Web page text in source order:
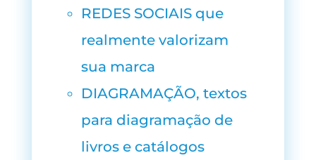
REDES SOCIAIS que
realmente valorizam
sua marca
DIAGRAMAÇÃO, textos
para diagramação de
livros e catálogos